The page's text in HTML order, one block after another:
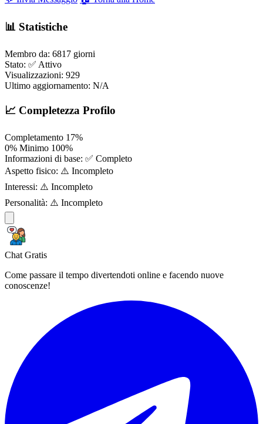
📊 Statistiche
Membro da: 6817 giorni
Stato: ✅ Attivo
Visualizzazioni: 929
Ultimo aggiornamento: N/A
📈 Completezza Profilo
Completamento 17%
0% Minimo 100%
Informazioni di base: ✅ Completo
Aspetto fisico: ⚠️ Incompleto
Interessi: ⚠️ Incompleto
Personalità: ⚠️ Incompleto
Chat Gratis
Come passare il tempo divertendoti online e facendo nuove
conoscenze!